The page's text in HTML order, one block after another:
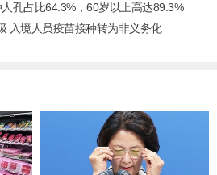
孔占比64.3%，60岁以上高达89.3%
入境人员疫苗接种转为非义务化